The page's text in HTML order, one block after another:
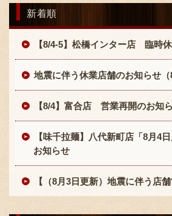
〒869-1107 熊本県菊池郡菊
TEL:096-
096-
新着順
【8/4-5】松橋インター店 臨時
地震に伴う休業店舗のお知らせ（
【8/4】富合店 営業再開のお知
【味千拉麺】八代新町店「8月4
お知らせ
【（8月3日更新）地震に伴う店